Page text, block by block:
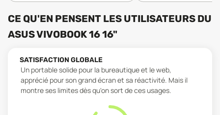
CE QU'EN PENSENT LES UTILISATEURS DU
ASUS VIVOBOOK 16 16"
SATISFACTION GLOBALE
Un portable solide pour la bureautique et le web,
apprécié pour son grand écran et sa réactivité. Mais il
montre ses limites dès qu'on sort de ces usages.